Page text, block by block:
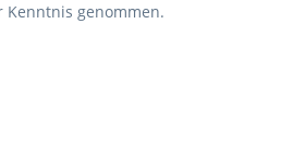
Kenntnis genommen.